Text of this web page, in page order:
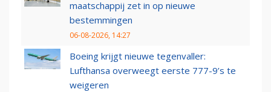
maatschappij zet in op nieuwe
bestemmingen
06-08-2026, 14:27
Boeing krijgt nieuwe tegenvaller:
Lufthansa overweegt eerste 777-9’s te
weigeren